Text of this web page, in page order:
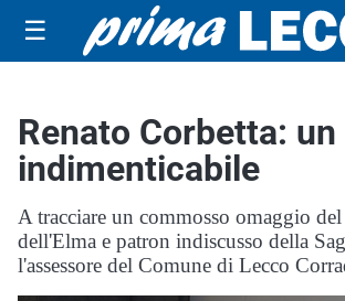
☰
Renato Corbetta:
indimenticabile
A tracciare un commosso omaggio
dell'Elma e patron indiscusso della
l'assessore del Comune di Lecco